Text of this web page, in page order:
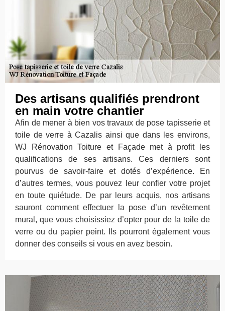
Des artisans qualifiés prendront
en main votre chantier
Afin de mener à bien vos travaux de pose tapisserie et
toile de verre à Cazalis ainsi que dans les environs,
WJ Rénovation Toiture et Façade met à profit les
qualifications de ses artisans. Ces derniers sont
pourvus de savoir-faire et dotés d’expérience. En
d’autres termes, vous pouvez leur confier votre projet
en toute quiétude. De par leurs acquis, nos artisans
sauront comment effectuer la pose d’un revêtement
mural, que vous choisissiez d’opter pour de la toile de
verre ou du papier peint. Ils pourront également vous
donner des conseils si vous en avez besoin.